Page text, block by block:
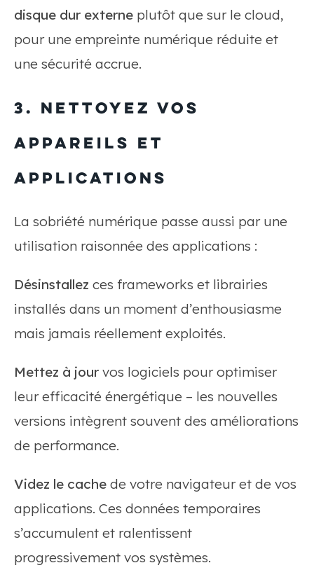
disque dur externe plutôt que sur le cloud,
pour une empreinte numérique réduite et
une sécurité accrue.
3. Nettoyez vos
appareils et
applications
La sobriété numérique passe aussi par une
utilisation raisonnée des applications :
Désinstallez ces frameworks et librairies
installés dans un moment d’enthousiasme
mais jamais réellement exploités.
Mettez à jour vos logiciels pour optimiser
leur efficacité énergétique – les nouvelles
versions intègrent souvent des améliorations
de performance.
Videz le cache de votre navigateur et de vos
applications. Ces données temporaires
s’accumulent et ralentissent
progressivement vos systèmes.